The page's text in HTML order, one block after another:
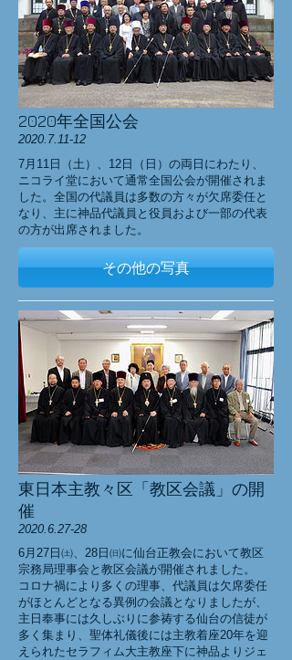
2020年全国公会
2020.7.11-12
​7月11日（土）、12日（日）の両日にわたり、
ニコライ堂において通常全国公会が開催されま
した。全国の代議員は多数の方々が欠席委任と
なり、主に神品代議員と役員および一部の代表
の方が出席されました。
その他の写真
東日本主教々区「教区会議」の開
催
2020.6.27-28
6月27日㈯、28日㈰に仙台正教会において教区
宗務局理事会と教区会議が開催されました。
コロナ禍により多くの理事、代議員は欠席委任
がほとんどとなる異例の会議となりましたが、
主日奉事には久しぶりに参祷する仙台の信徒が
多く集まり、聖体礼儀後には主教着座20年を迎
えられたセラフィム大主教座下に神品よりジェ